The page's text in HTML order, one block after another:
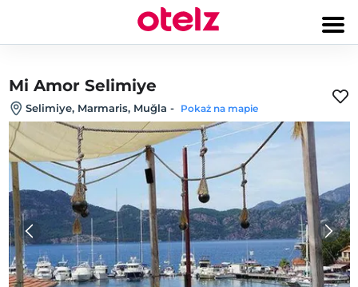
Mi Amor Selimiye
Selimiye, Marmaris, Muğla - Pokaż na mapie